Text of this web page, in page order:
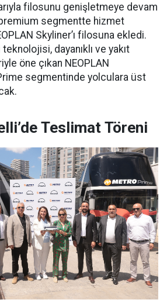
filosunu genişletmeye devam
segmentte hizmet
Skyliner’ı filosuna ekledi.
teknolojisi, dayanıklı ve yakıt
öne çıkan NEOPLAN
segmentinde yolculara üst
Teslimat Töreni